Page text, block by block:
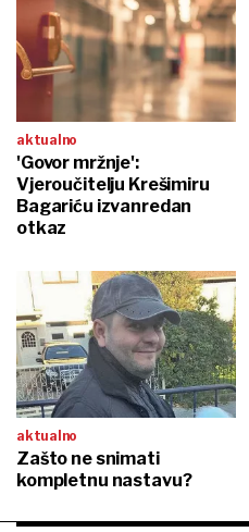
aktualno
'Govor mržnje':
Vjeroučitelju Krešimiru
Bagariću izvanredan
otkaz
aktualno
Zašto ne snimati
kompletnu nastavu?